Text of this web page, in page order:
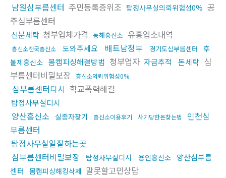
남원심부름센터 주민등록증위조 탐정사무실의뢰위험성0% 공
주심부름센터
신분세탁 청부업체가격 동해흥신소 유흥업소내역
흥신소전국흥신소 도와주세요 배트남청부 경기도심부름센터
후
불제흥신소 몸캠피싱해결방법 청부업자 자금추적 돈세탁 심
부름센터비밀보장
흥신소의뢰위험성0%
심부름센터디시 학교폭력해결
탐정사무실디시
양산흥신소 실종자찾기 흥신소이용후기 사기당한돈찾는법
인천심
부름센터
탐정사무실일잘하는곳
심부름센터비밀보장
탐정사무실디시 용인흥신소 양산심부름
센터 몸캠피싱해킹삭제 말못할고민상담